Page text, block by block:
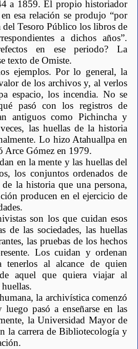
a 1859. El propio historiador
esa relación se produjo “por
Tesoro Público los libros de
a dichos años”.
en ese periodo? La
texto de Omiste.
ejemplos. Por lo general, la
de los archivos y, al verlos
espacio, los incendia. No se
pasó con los registros de
antiguos como Pichincha y
las huellas de la historia
Lo hizo Atahuallpa en
Arce Gómez en 1979.
en la mente y las huellas del
los conjuntos ordenados de
la historia que una persona,
producen en el ejercicio de
son los que cuidan esos
de las sociedades, las huellas
las pruebas de los hechos
Los cuidan y ordenan
tenerlos al alcance de quien
aquel que quiera viajar al
huellas.
la archivística comenzó
pasó a enseñarse en las
la Universidad Mayor de
la carrera de Bibliotecología y